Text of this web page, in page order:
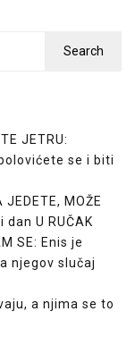
Search
JETRU:
se i biti
JEDETE, MOŽE
dan U RUČAK
SE: Enis je
njegov slučaj
a njima se to